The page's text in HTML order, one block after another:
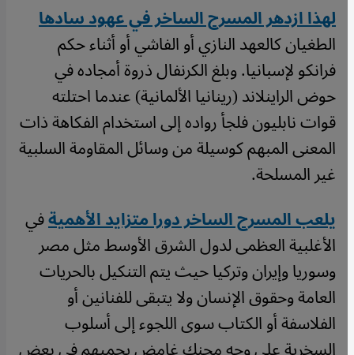
لهذا ازدهر المسرح الساخر في عهود سادها
الطغيان كالعهد النازي أو الفاشي أو أثناء حكم
فرانكو لإسبانيا. وبلغ الكرنفال ذروة أمجاده في
حوض الراينلاند (رينانيا الألمانية) عندما احتلته
قوات نابليون فلجأ رواده إلى استخدام الفكاهة ذات
المعنى المبهم كوسيلة من وسائل المقاومة السلبية
غير المسلحة.
يلعب المسرح الساخر دورا متزايد الأهميةفي
الأغلبية العظمى لدول الشرق الأوسط مثل مصر
وسوريا وإيران وتركيا حيث يتم التنكيل بالحريات
العامة وحقوق الإنسان ولا يتبقى للفنانين أو
الفلاسفة أو الكتاب سوى اللجوء إلى أسلوب